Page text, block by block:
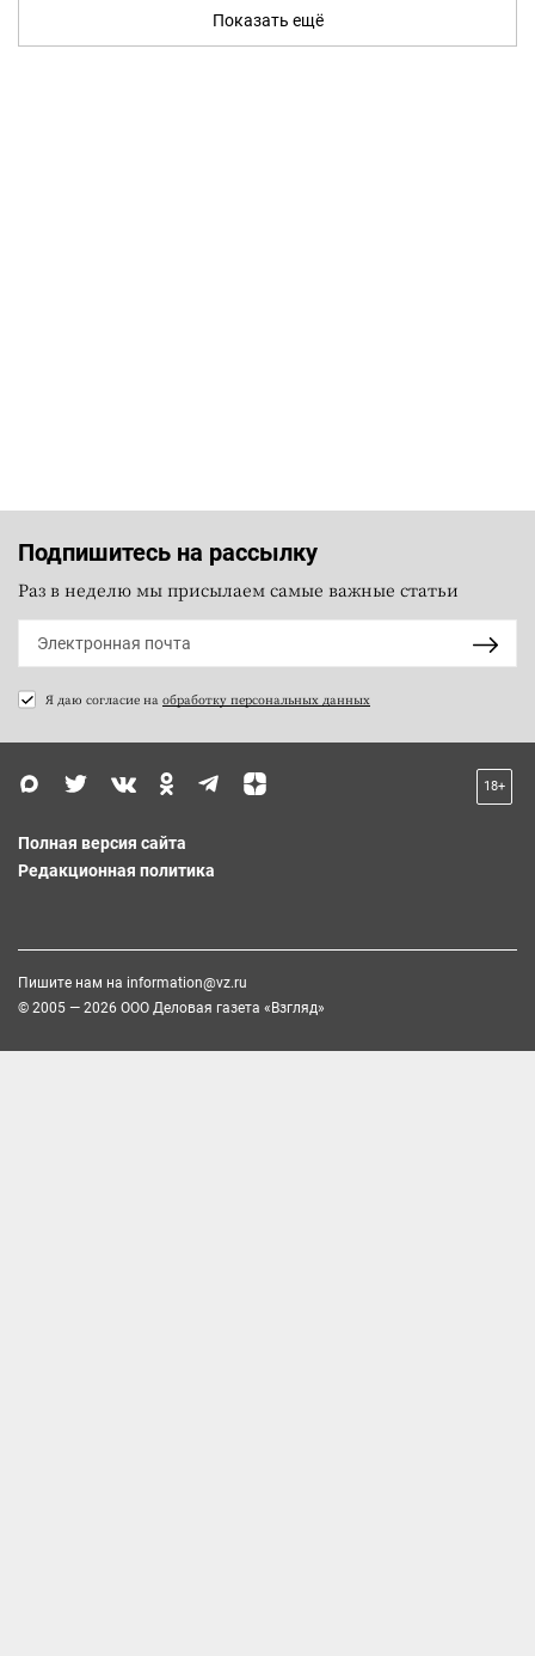
Показать ещё
Подпишитесь на рассылку
Раз в неделю мы присылаем самые важные статьи
Я даю согласие на обработку персональных данных
18+
Полная версия сайта
Редакционная политика
Пишите нам на information@vz.ru
© 2005 — 2026 ООО Деловая газета «Взгляд»